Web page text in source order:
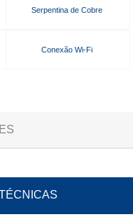
Serpentina de Cobre
Conexão Wi-Fi